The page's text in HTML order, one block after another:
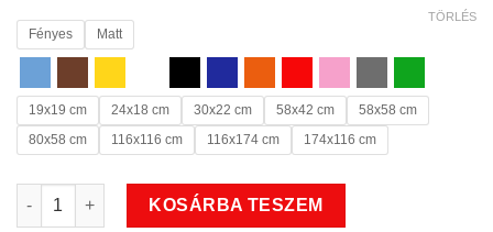
Fényes Matt
19x19 cm 24x18 cm 30x22 cm 58x42 cm
58x58 cm
80x58 cm
116x116 cm 116x174 cm 174x116 cm
TÖRLÉS
Uhu bagoly madaras állatos ablakmatrica mennyiség
KOSÁRBA TESZEM